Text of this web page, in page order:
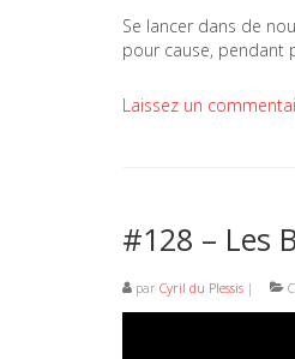
Se lancer dans de
pour cause, pendant
Laissez un
#128 – Les
par Cyril du Plessis |